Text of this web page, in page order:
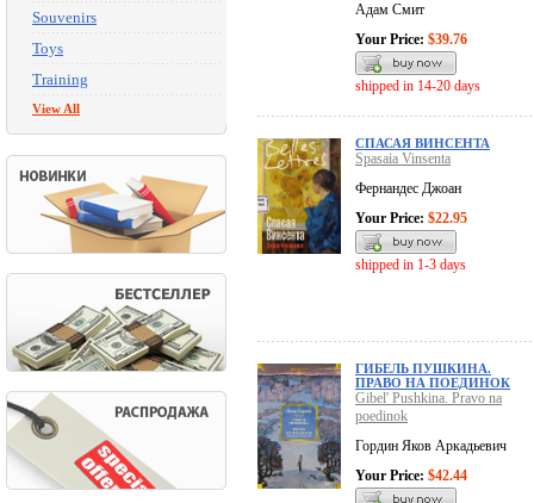
Souvenirs
Toys
Training
View All
Адам Смит
Your Price: $39.76
shipped in 14-20 days
СПАСАЯ ВИНСЕНТА
Spasaia Vinsenta
Фернандес Джоан
Your Price: $22.95
shipped in 1-3 days
ГИБЕЛЬ ПУШКИНА.
ПРАВО НА ПОЕДИНОК
Gibel' Pushkina. Pravo na
poedinok
Гордин Яков Аркадьевич
Your Price: $42.44